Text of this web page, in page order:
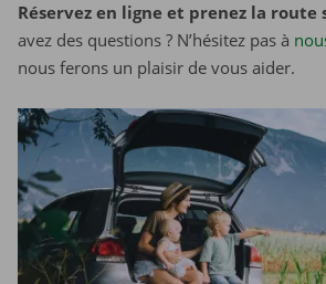
Réservez en ligne et prenez la route
avez des questions ? N’hésitez pas à
nous ferons un plaisir de vous aider.